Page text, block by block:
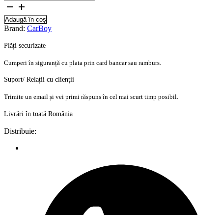
Adaugă în coș
Brand: CarBoy
Plăți securizate
Cumperi în siguranță cu plata prin card bancar sau ramburs.
Suport/ Relații cu clienții
Trimite un email și vei primi răspuns în cel mai scurt timp posibil.
Livrări în toată România
Distribuie: